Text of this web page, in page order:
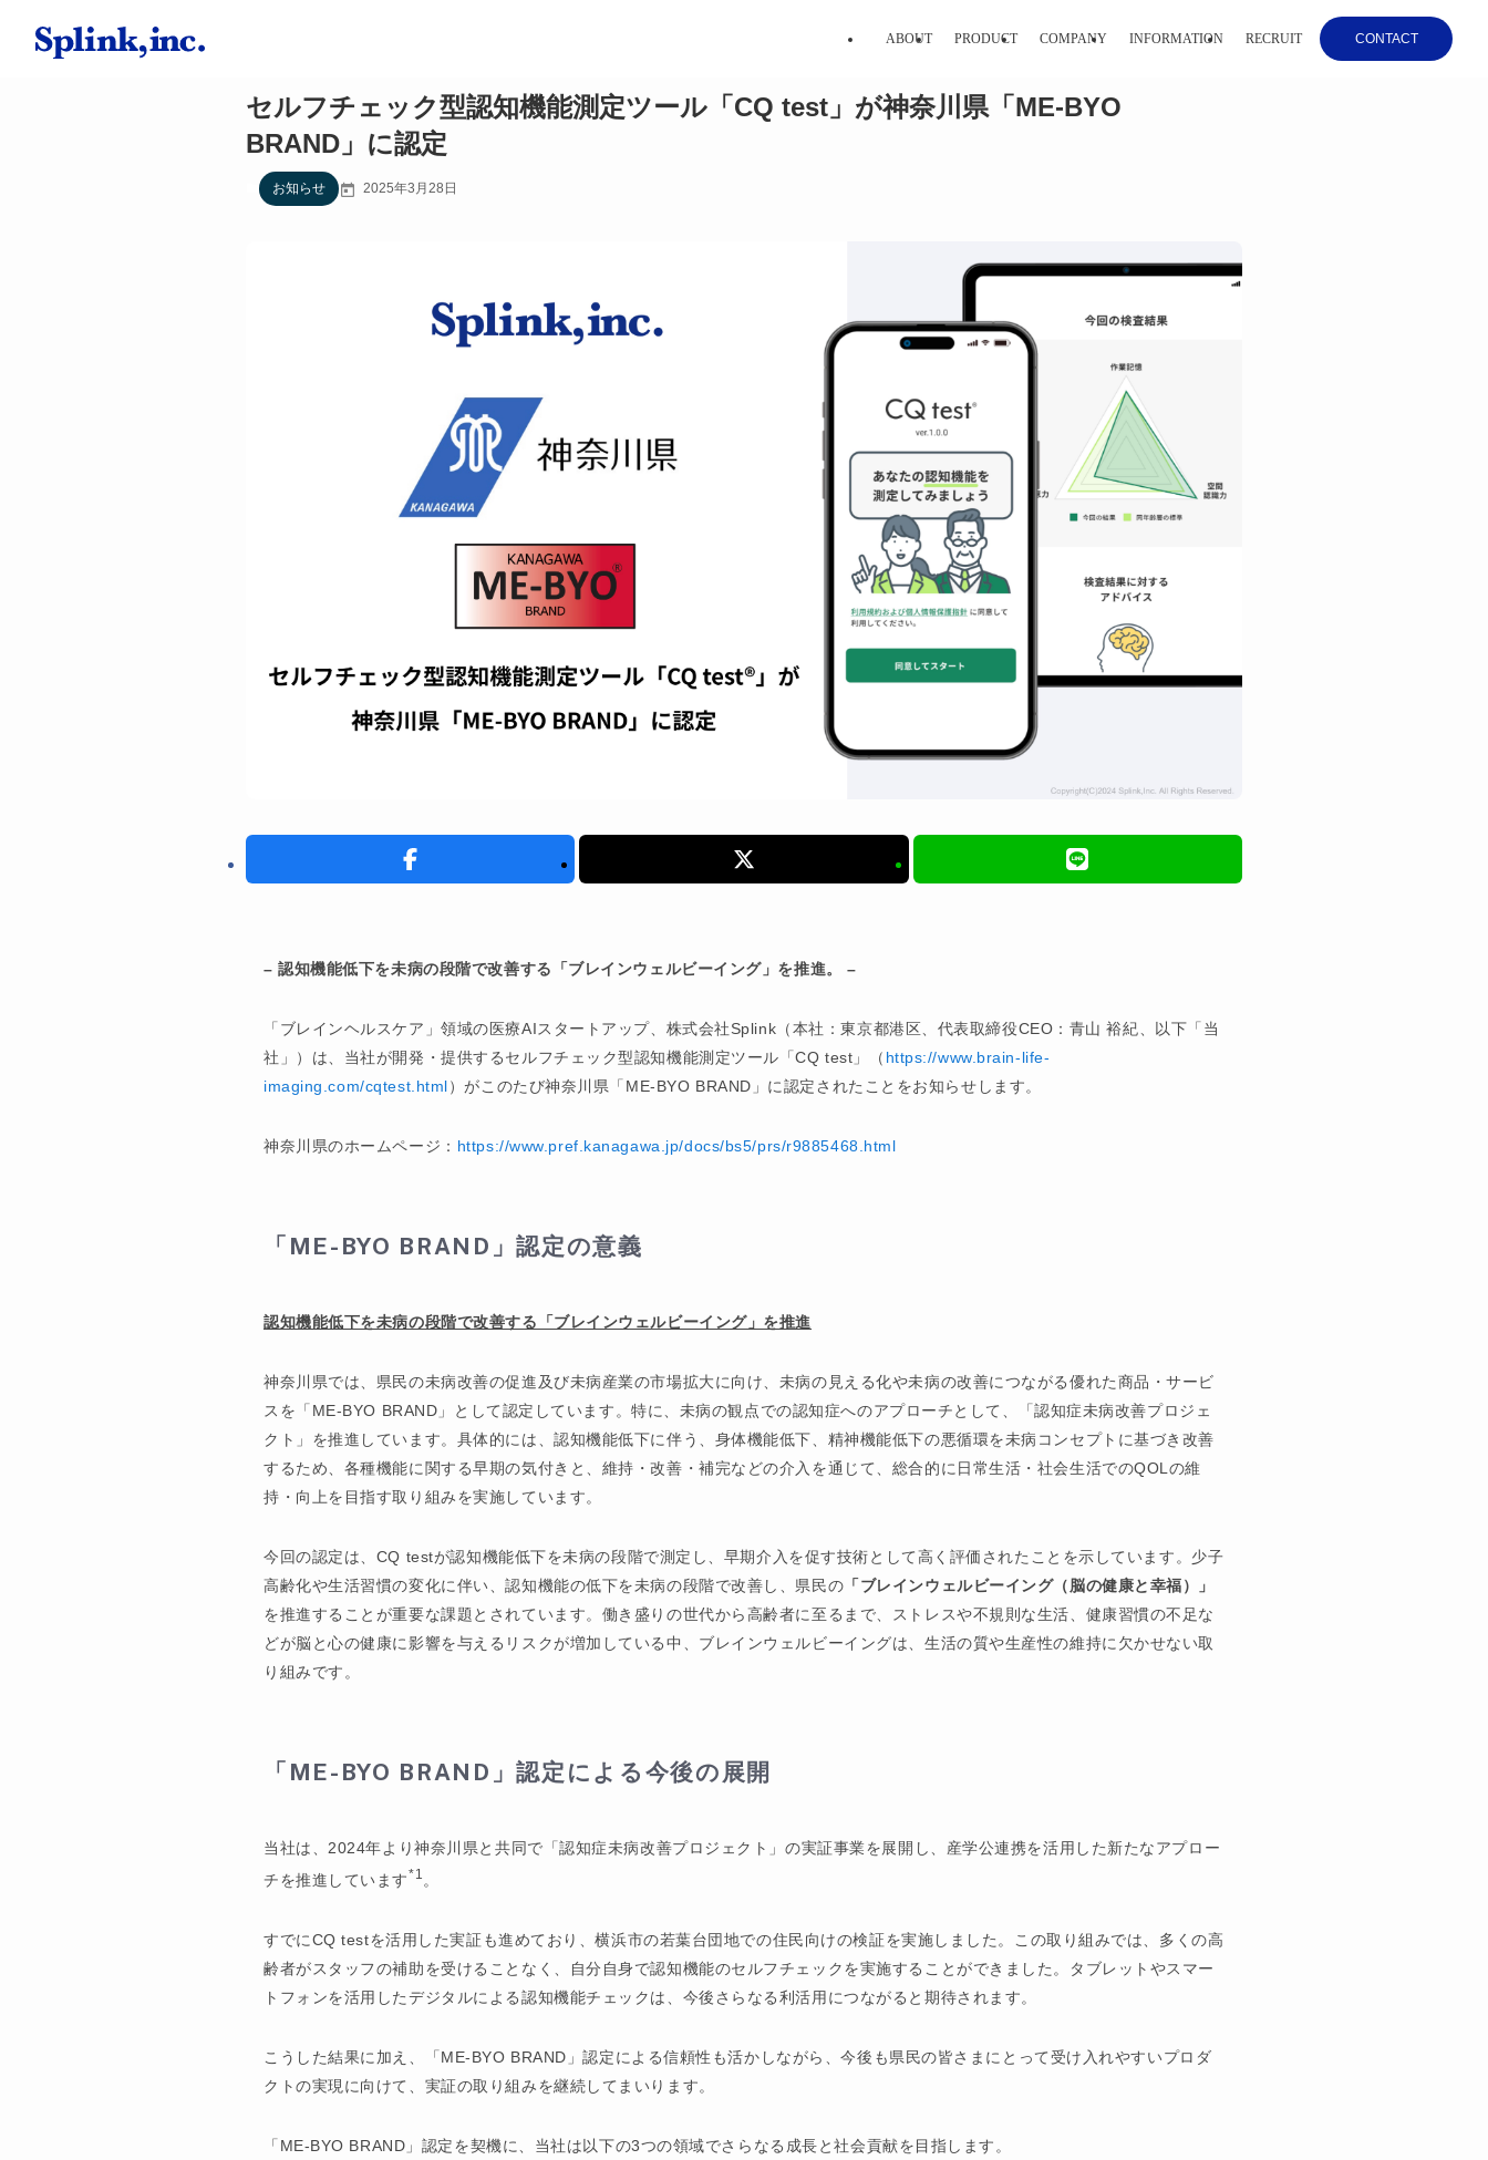
ABOUT PRODUCT COMPANY INFORMATION RECRUIT CONTACT
セルフチェック型認知機能測定ツール「CQ test」が神奈川県「ME-BYO
BRAND」に認定
お知らせ 2025年3月28日
– 認知機能低下を未病の段階で改善する「ブレインウェルビーイング」を推進。 –
「ブレインヘルスケア」領域の医療AIスタートアップ、株式会社Splink（本社：東京都港区、代表取締役CEO：青山 裕紀、以下「当
社」）は、当社が開発・提供するセルフチェック型認知機能測定ツール「CQ test」（ https://www.brain-life-
imaging.com/cqtest.html）がこのたび神奈川県「ME-BYO BRAND」に認定されたことをお知らせします。
神奈川県のホームページ： https://www.pref.kanagawa.jp/docs/bs5/prs/r9885468.html
「 ME-BYO BRAND 」認定の意義
認知機能低下を未病の段階で改善する「ブレインウェルビーイング」を推進
神奈川県では、県民の未病改善の促進及び未病産業の市場拡大に向け、未病の見える化や未病の改善につながる優れた商品・サービ
スを「ME-BYO BRAND」として認定しています。特に、未病の観点での認知症へのアプローチとして、「認知症未病改善プロジェ
クト」を推進しています。具体的には、認知機能低下に伴う、身体機能低下、精神機能低下の悪循環を未病コンセプトに基づき改善
するため、各種機能に関する早期の気付きと、維持・改善・補完などの介入を通じて、総合的に日常生活・社会生活でのQOLの維
持・向上を目指す取り組みを実施しています。
今回の認定は、CQ testが認知機能低下を未病の段階で測定し、早期介入を促す技術として高く評価されたことを示しています。少子
高齢化や生活習慣の変化に伴い、認知機能の低下を未病の段階で改善し、県民の 「ブレインウェルビーイング（脳の健康と幸福）」
を推進することが重要な課題とされています。働き盛りの世代から高齢者に至るまで、ストレスや不規則な生活、健康習慣の不足な
どが脳と心の健康に影響を与えるリスクが増加している中、ブレインウェルビーイングは、生活の質や生産性の維持に欠かせない取
り組みです。
「 ME-BYO BRAND 」認定による今後の展開
当社は、2024年より神奈川県と共同で「認知症未病改善プロジェクト」の実証事業を展開し、産学公連携を活用した新たなアプロー
チを推進しています*1 。
すでにCQ testを活用した実証も進めており、横浜市の若葉台団地での住民向けの検証を実施しました。この取り組みでは、多くの高
齢者がスタッフの補助を受けることなく、自分自身で認知機能のセルフチェックを実施することができました。タブレットやスマー
トフォンを活用したデジタルによる認知機能チェックは、今後さらなる利活用につながると期待されます。
こうした結果に加え、「ME-BYO BRAND」認定による信頼性も活かしながら、今後も県民の皆さまにとって受け入れやすいプロダ
クトの実現に向けて、実証の取り組みを継続してまいります。
「ME-BYO BRAND」認定を契機に、当社は以下の3つの領域でさらなる成長と社会貢献を目指します。